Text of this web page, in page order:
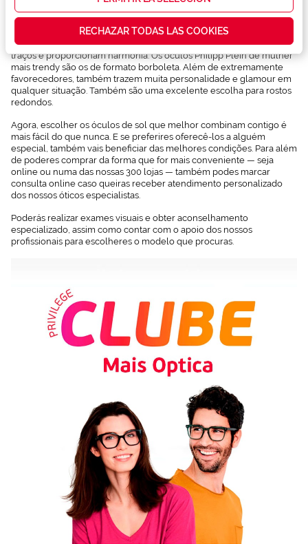
que realmente
contenidos
personalizados
para ti gracias
a un perfil
elaborado a
partir de tus
navegación
(por ejemplo,
de páginas
visitadas).
Puedes
consultar más
información en
Política de
Cookies.
RECHAZAR TODAS LAS COOKIES
para traços mais marcados.
Aos rostos mais arredondados favorecem os óculos de sol
quadrados, pois criam um contraste com a forma do rosto, afinam os
traços e proporcionam harmonia. Os óculos Philipp Plein de mulher
mais trendy são os de formato borboleta. Além de extremamente
favorecedores, também trazem muita personalidade e glamour em
qualquer situação. Também são uma excelente escolha para rostos
redondos.
Agora, escolher os óculos de sol que melhor combinam contigo é
mais fácil do que nunca. E se preferires oferecê-los a alguém
especial, também vais beneficiar das melhores condições. Para além
de poderes comprar da forma que for mais conveniente — seja
online ou numa das nossas 300 lojas — também podes marcar
consulta online caso queiras receber atendimento personalizado
dos nossos óticos especialistas.
Poderás realizar exames visuais e obter aconselhamento
especializado, assim como contar com o apoio dos nossos
profissionais para escolheres o modelo que procuras.